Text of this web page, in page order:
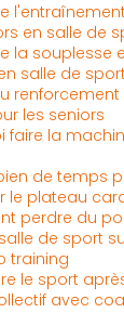
en salle de
la souplesse
salle de sport
les seniors
faire la
de temps
le plateau
perdre du
de sport
training
le sport
avec